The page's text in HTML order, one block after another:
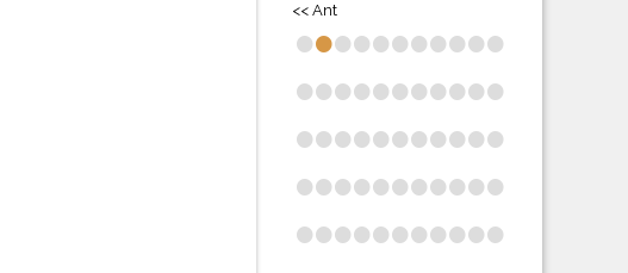
<< Ant
•••••••••••
•••••••••••
•••••••••••
•••••••••••
•••••••••••